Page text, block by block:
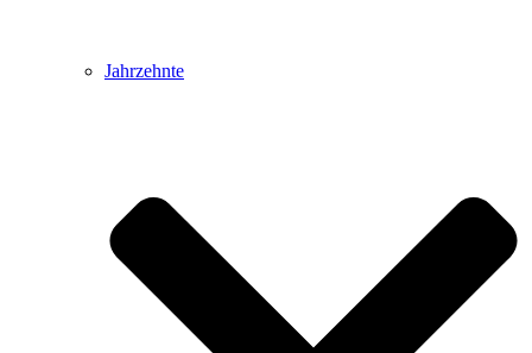
Jahrzehnte